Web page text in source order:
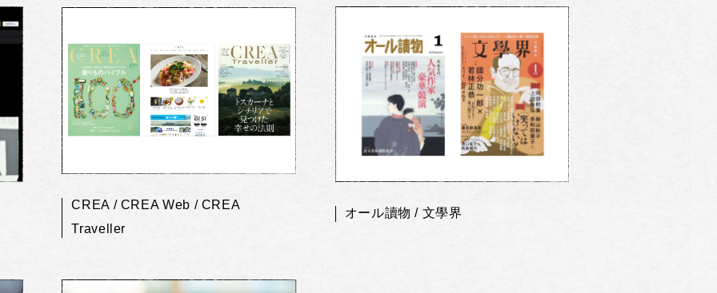
CREA / CREA Web / CREA
Traveller
オール讀物 / 文學界